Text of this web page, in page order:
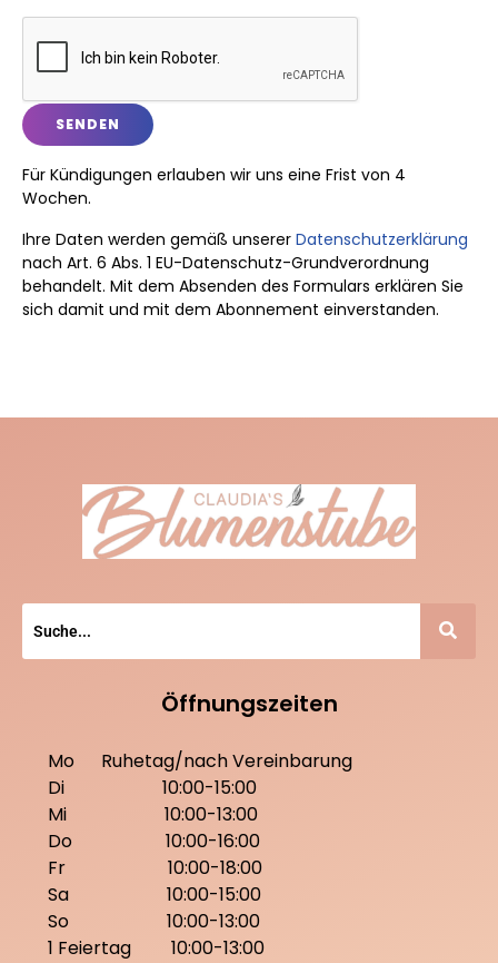
Für Kündigungen erlauben wir uns eine Frist von 4
Wochen.
Ihre Daten werden gemäß unserer Datenschutzerklärung
nach Art. 6 Abs. 1 EU-Datenschutz-Grundverordnung
behandelt. Mit dem Absenden des Formulars erklären Sie
sich damit und mit dem Abonnement einverstanden.
Öffnungszeiten
Mo Ruhetag/nach Vereinbarung
Di 10:00-15:00
Mi 10:00-13:00
Do 10:00-16:00
Fr 10:00-18:00
Sa 10:00-15:00
So 10:00-13:00
1 Feiertag 10:00-13:00